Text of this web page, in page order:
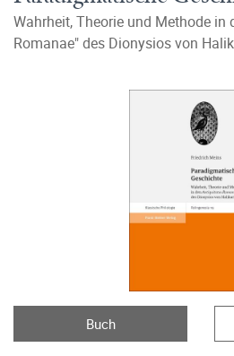
Wahrheit, Theorie und Methode in
Romanae" des Dionysios von
Buch